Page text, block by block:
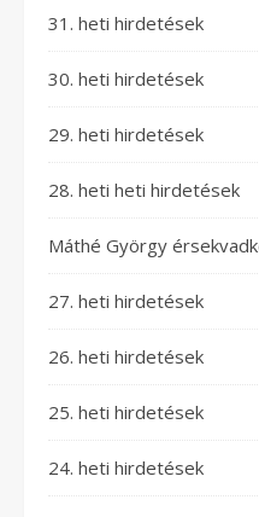
31. heti hirdetések
30. heti hirdetések
29. heti hirdetések
28. heti heti hirdetések
Máthé György
27. heti hirdetések
26. heti hirdetések
25. heti hirdetések
24. heti hirdetések